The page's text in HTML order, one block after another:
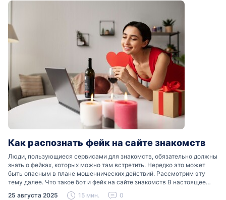
Как распознать фейк на сайте знакомств
Люди, пользующиеся сервисами для знакомств, обязательно должны
знать о фейках, которых можно там встретить. Нередко это может
быть опасным в плане мошеннических действий. Рассмотрим эту
тему далее. Что такое бот и фейк на сайте знакомств В настоящее
время можно встретить свою…
25 августа 2025 15 мин. 0